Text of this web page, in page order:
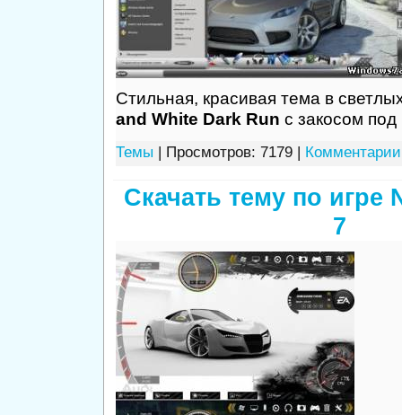
Стильная, красивая тема в
and White Dark Run с закосом
Темы | Просмотров: 7179 |
Скачать тему по игре
7